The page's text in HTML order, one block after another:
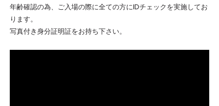
年齢確認の為、ご入場の際に全ての方にIDチェックを実施してお
ります。
写真付き身分証明証をお持ち下さい。